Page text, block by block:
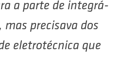
a parte de integrá-
precisava dos
eletrotécnica que